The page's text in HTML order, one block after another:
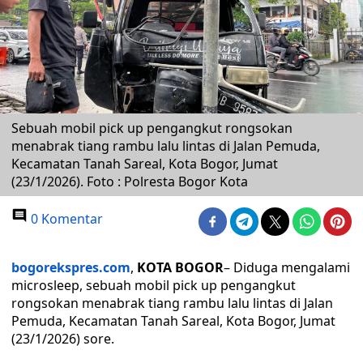
Sebuah mobil pick up pengangkut rongsokan
menabrak tiang rambu lalu lintas di Jalan Pemuda,
Kecamatan Tanah Sareal, Kota Bogor, Jumat
(23/1/2026). Foto : Polresta Bogor Kota
0 Komentar
bogorekspres.com, KOTA BOGOR– Diduga mengalami
microsleep, sebuah mobil pick up pengangkut
rongsokan menabrak tiang rambu lalu lintas di Jalan
Pemuda, Kecamatan Tanah Sareal, Kota Bogor, Jumat
(23/1/2026) sore.